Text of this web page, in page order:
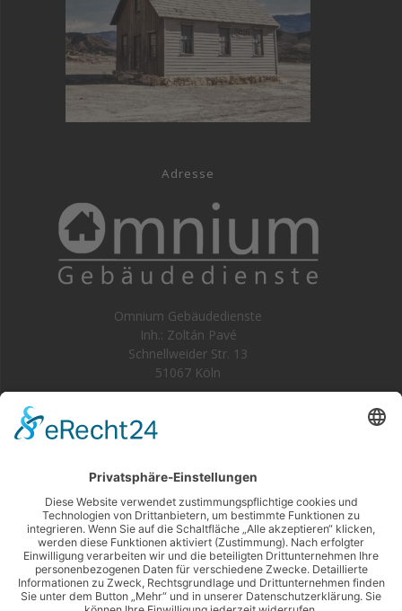
Adresse
Omnium Gebäudedienste
Inh.: Zoltán Pavé
Schnellweider Str. 13
51067 Köln
Telefon: 0221-56 034 53-0
E-Mail:info@omnium.koeln
Rechtliches
Impressum